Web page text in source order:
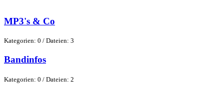
MP3's & Co
Kategorien: 0 / Dateien: 3
Bandinfos
Kategorien: 0 / Dateien: 2